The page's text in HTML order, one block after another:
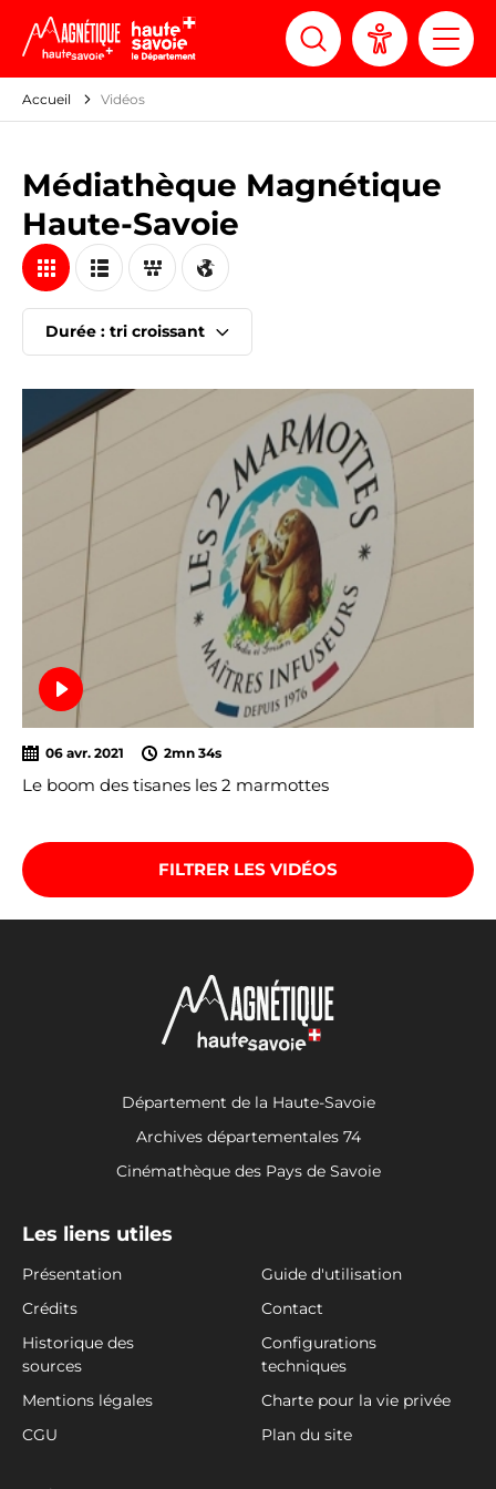
Accueil Vidéos
Médiathèque Magnétique
Haute-Savoie
Durée : tri croissant
06 avr. 2021 2mn 34s
Le boom des tisanes les 2 marmottes
FILTRER LES VIDÉOS
Département de la Haute-Savoie
Archives départementales 74
Cinémathèque des Pays de Savoie
Les liens utiles
Présentation
Crédits
Historique des
sources
Mentions légales
CGU
Guide d'utilisation
Contact
Configurations
techniques
Charte pour la vie privée
Plan du site
Panneau de gestion des cookies